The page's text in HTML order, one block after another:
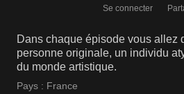
Se connecter
Dans chaque épisode vous allez
personne originale, un individu
du monde artistique.
Pays : France